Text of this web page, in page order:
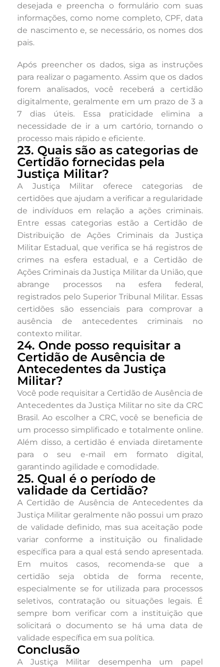
desejada e preencha o formulário com suas
informações, como nome completo, CPF, data
de nascimento e, se necessário, os nomes dos
pais.
Após preencher os dados, siga as instruções
para realizar o pagamento. Assim que os dados
forem analisados, você receberá a certidão
digitalmente, geralmente em um prazo de 3 a
7 dias úteis. Essa praticidade elimina a
necessidade de ir a um cartório, tornando o
processo mais rápido e eficiente.
23. Quais são as categorias de
Certidão fornecidas pela
Justiça Militar?
A Justiça Militar oferece categorias de
certidões que ajudam a verificar a regularidade
de indivíduos em relação a ações criminais.
Entre essas categorias estão a Certidão de
Distribuição de Ações Criminais da Justiça
Militar Estadual, que verifica se há registros de
crimes na esfera estadual, e a Certidão de
Ações Criminais da Justiça Militar da União, que
abrange processos na esfera federal,
registrados pelo Superior Tribunal Militar. Essas
certidões são essenciais para comprovar a
ausência de antecedentes criminais no
contexto militar.
24. Onde posso requisitar a
Certidão de Ausência de
Antecedentes da Justiça
Militar?
Você pode requisitar a Certidão de Ausência de
Antecedentes da Justiça Militar no site da CRC
Brasil. Ao escolher a CRC, você se beneficia de
um processo simplificado e totalmente online.
Além disso, a certidão é enviada diretamente
para o seu e-mail em formato digital,
garantindo agilidade e comodidade.
25. Qual é o período de
validade da Certidão?
A Certidão de Ausência de Antecedentes da
Justiça Militar geralmente não possui um prazo
de validade definido, mas sua aceitação pode
variar conforme a instituição ou finalidade
específica para a qual está sendo apresentada.
Em muitos casos, recomenda-se que a
certidão seja obtida de forma recente,
especialmente se for utilizada para processos
seletivos, contratação ou situações legais. É
sempre bom verificar com a instituição que
solicitará o documento se há uma data de
validade específica em sua política.
Conclusão
A Justiça Militar desempenha um papel